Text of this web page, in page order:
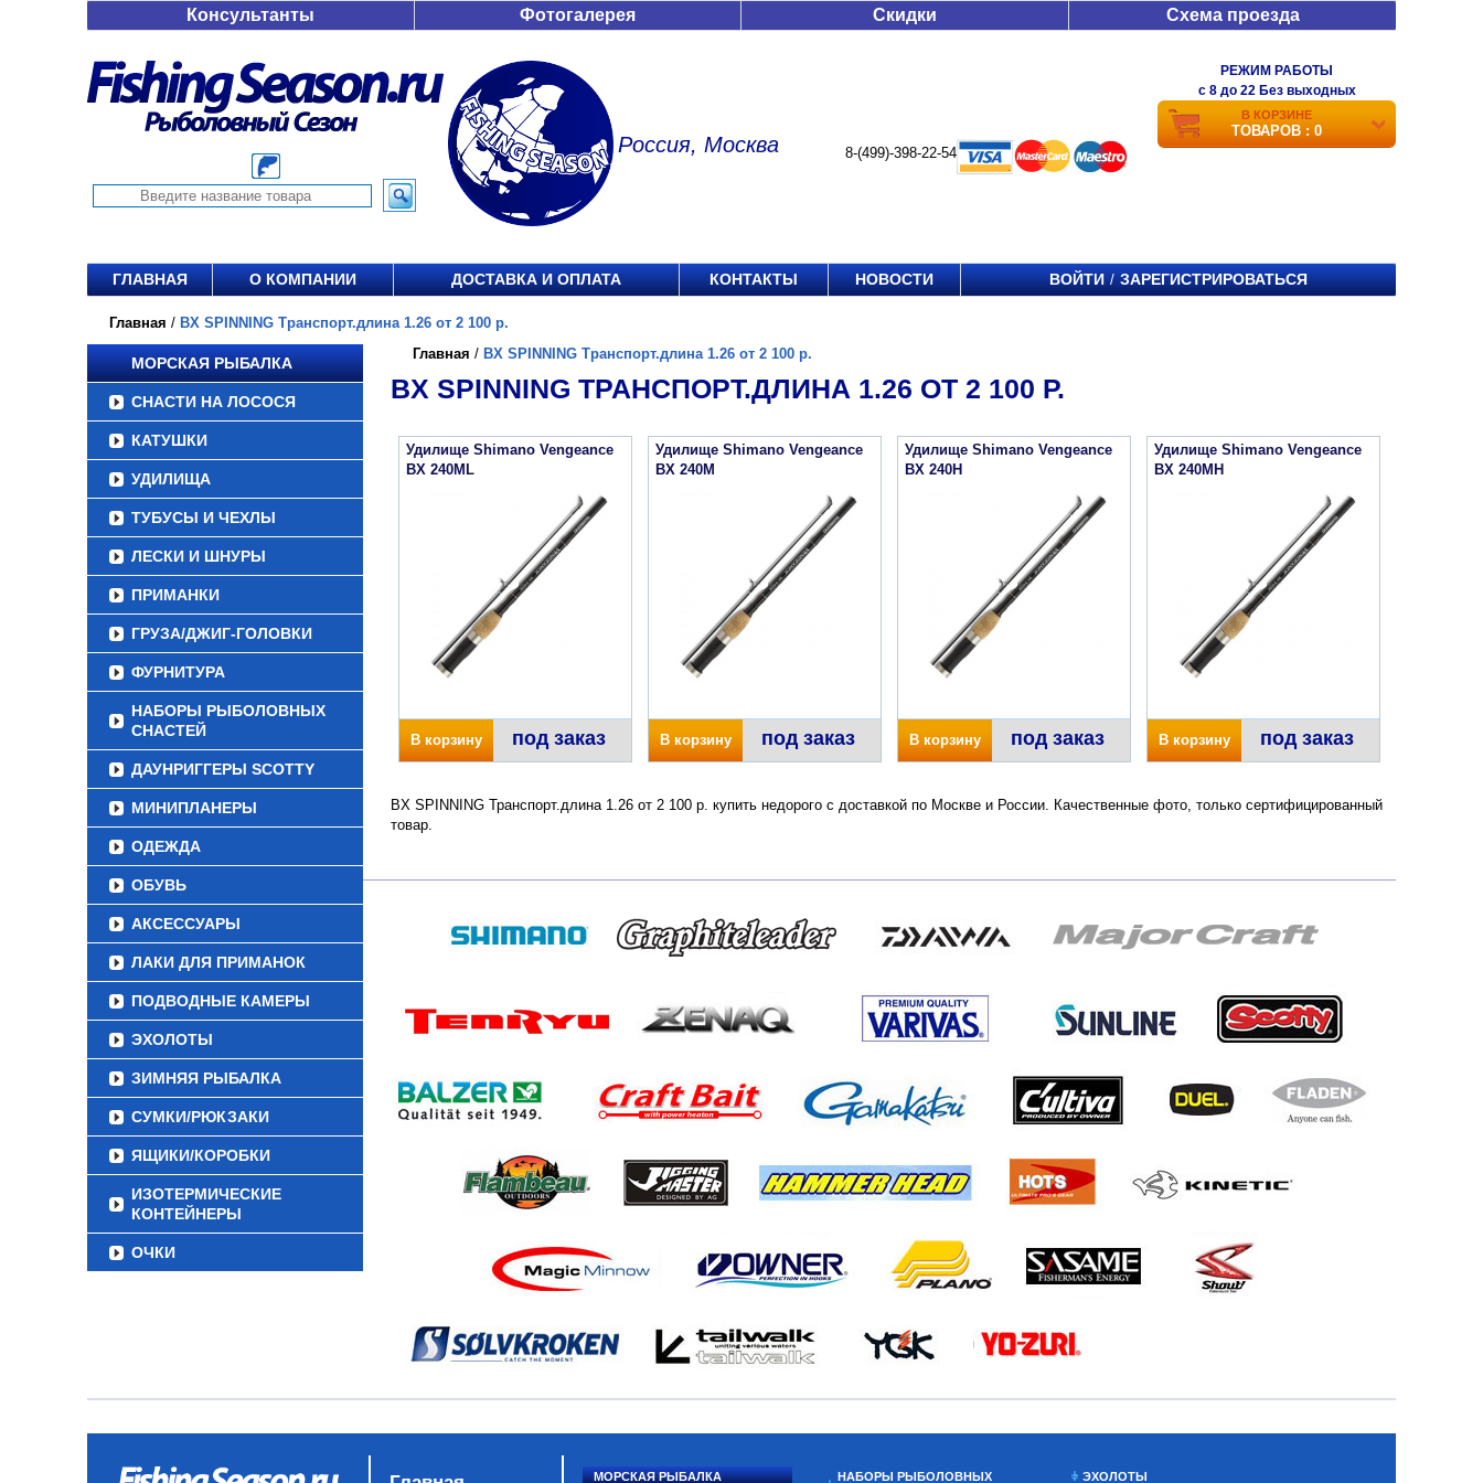
Консультанты Фотогалерея Скидки Схема проезда
Россия, Москва 8-(499)-398-22-54
РЕЖИМ РАБОТЫ
c 8 до 22 Без выходных
В КОРЗИНЕ
ТОВАРОВ : 0
ГЛАВНАЯ О КОМПАНИИ ДОСТАВКА И ОПЛАТА КОНТАКТЫ НОВОСТИ ВОЙТИ / ЗАРЕГИСТРИРОВАТЬСЯ
Главная / BX SPINNING Транспорт.длина 1.26 от 2 100 р.
МОРСКАЯ РЫБАЛКА
СНАСТИ НА ЛОСОСЯ
КАТУШКИ
УДИЛИЩА
ТУБУСЫ И ЧЕХЛЫ
ЛЕСКИ И ШНУРЫ
ПРИМАНКИ
ГРУЗА/ДЖИГ-ГОЛОВКИ
ФУРНИТУРА
НАБОРЫ РЫБОЛОВНЫХ
СНАСТЕЙ
ДАУНРИГГЕРЫ SCOTTY
МИНИПЛАНЕРЫ
ОДЕЖДА
ОБУВЬ
АКСЕССУАРЫ
ЛАКИ ДЛЯ ПРИМАНОК
ПОДВОДНЫЕ КАМЕРЫ
ЭХОЛОТЫ
ЗИМНЯЯ РЫБАЛКА
СУМКИ/РЮКЗАКИ
ЯЩИКИ/КОРОБКИ
ИЗОТЕРМИЧЕСКИЕ
КОНТЕЙНЕРЫ
ОЧКИ
Главная / BX SPINNING Транспорт.длина 1.26 от 2 100 р.
BX SPINNING ТРАНСПОРТ.ДЛИНА 1.26 ОТ 2 100 Р.
Удилище Shimano Vengeance
BX 240ML
В корзину под заказ
Удилище Shimano Vengeance
BX 240M
В корзину под заказ
Удилище Shimano Vengeance
BX 240H
В корзину под заказ
Удилище Shimano Vengeance
BX 240MH
В корзину под заказ
BX SPINNING Транспорт.длина 1.26 от 2 100 р. купить недорого с доставкой по Москве и России. Качественные фото, только сертифицированный
товар.
МОРСКАЯ РЫБАЛКА НАБОРЫ РЫБОЛОВНЫХ ЭХОЛОТЫ